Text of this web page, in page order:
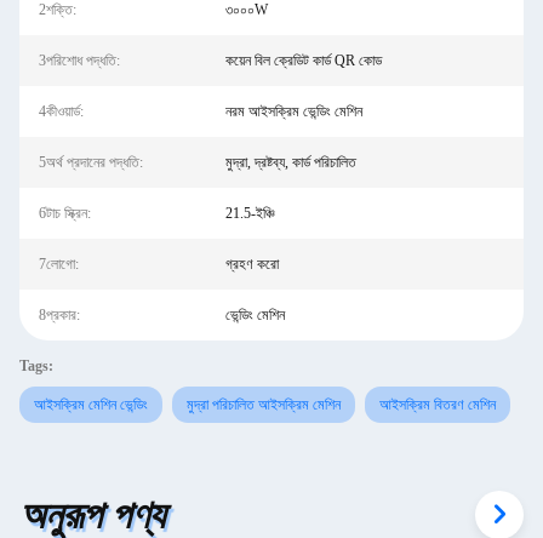
2শক্তি: ৩০০০W
3পরিশোধ পদ্ধতি: কয়েন বিল ক্রেডিট কার্ড QR কোড
4কীওয়ার্ড: নরম আইসক্রিম ভেন্ডিং মেশিন
5অর্থ প্রদানের পদ্ধতি: মুদ্রা, দ্রষ্টব্য, কার্ড পরিচালিত
6টাচ স্ক্রিন: 21.5-ইঞ্চি
7লোগো: গ্রহণ করো
8প্রকার: ভেন্ডিং মেশিন
Tags:
আইসক্রিম মেশিন ভেন্ডিং মুদ্রা পরিচালিত আইসক্রিম মেশিন আইসক্রিম বিতরণ মেশিন
অনুরূপ পণ্য